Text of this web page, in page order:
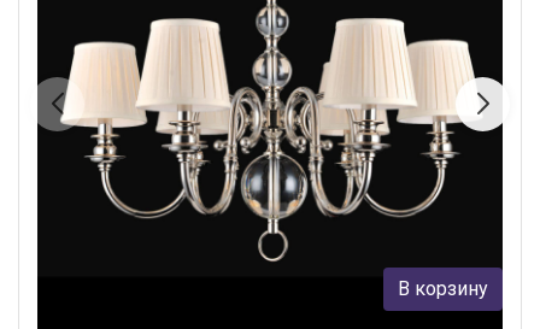
Подвесная люстра Newport 3106/C без абажуров
Newport
В корзину